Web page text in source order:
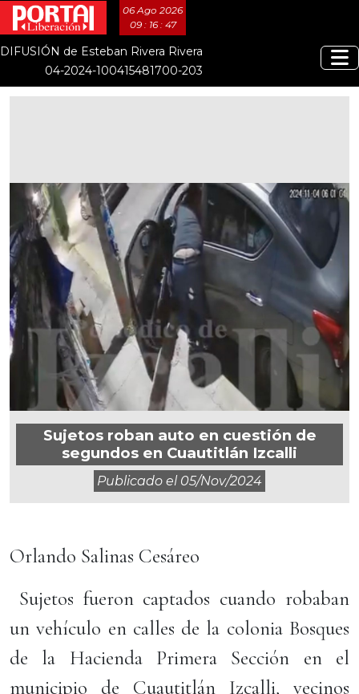
06 Ago 2026
09 : 16 : 47
DIFUSIÓN de Esteban Rivera Rivera
04-2024-100415481700-203
Sujetos roban auto en cuestión de
segundos en Cuautitlán Izcalli
Publicado el 05/nov/2024
Orlando Salinas Cesáreo
Sujetos fueron captados cuando robaban
un vehículo en calles de la colonia Bosques
de la Hacienda Primera Sección en el
municipio de Cuautitlán Izcalli, vecinos